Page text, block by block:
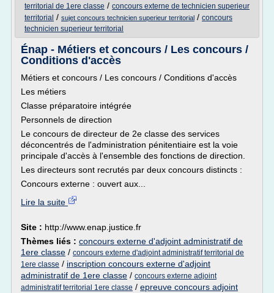
territorial de 1ere classe / concours externe de technicien superieur
territorial / sujet concours technicien superieur territorial / concours
technicien superieur territorial
Énap - Métiers et concours / Les concours /
Conditions d'accès
Métiers et concours / Les concours / Conditions d'accès
Les métiers
Classe préparatoire intégrée
Personnels de direction
Le concours de directeur de 2e classe des services
déconcentrés de l'administration pénitentiaire est la voie
principale d'accès à l'ensemble des fonctions de direction.
Les directeurs sont recrutés par deux concours distincts :
Concours externe : ouvert aux...
Lire la suite
Site : http://www.enap.justice.fr
Thèmes liés : concours externe d'adjoint administratif de
1ere classe / concours externe d'adjoint administratif territorial de
1ere classe / inscription concours externe d'adjoint
administratif de 1ere classe / concours externe adjoint
administratif territorial 1ere classe / epreuve concours adjoint